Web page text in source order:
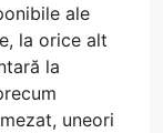
ale
la orice alt
la
uneori